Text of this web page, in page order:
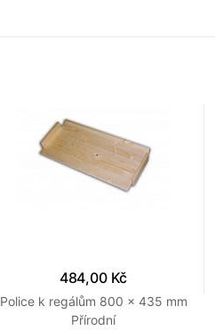
484,00 Kč
Police k regálům 800 x 435 mm
Přírodní